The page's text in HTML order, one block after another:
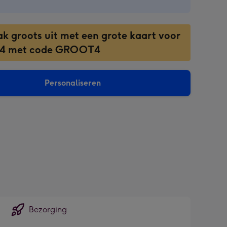
groots uit met een grote kaart voor
met code GROOT4
Personaliseren
Bezorging